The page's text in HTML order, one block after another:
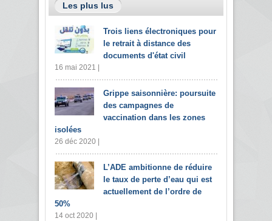
Les plus lus
Trois liens électroniques pour
le retrait à distance des
documents d'état civil
16 mai 2021 |
Grippe saisonnière: poursuite
des campagnes de
vaccination dans les zones
isolées
26 déc 2020 |
L’ADE ambitionne de réduire
le taux de perte d’eau qui est
actuellement de l’ordre de
50%
14 oct 2020 |